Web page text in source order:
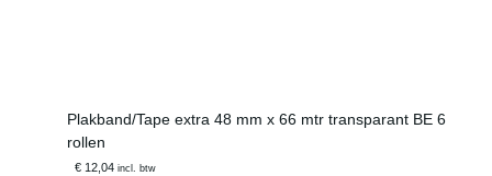
Plakband/Tape extra 48 mm x 66 mtr transparant BE 6
rollen
€ 12,04incl. btw